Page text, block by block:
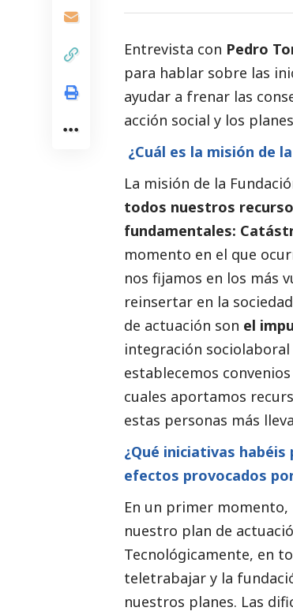
Entrevista con Pedro
para hablar sobre las
ayudar a frenar las
acción social y los
¿Cuál es la misión de
La misión de la
todos nuestros
fundamentales:
momento en el que
nos fijamos en los más
reinsertar en la
de actuación son el
integración sociolaboral
establecemos
cuales aportamos
estas personas más
¿Qué iniciativas
efectos provocados
En un primer momento,
nuestro plan de
Tecnológicamente, en
teletrabajar y la
nuestros planes. Las